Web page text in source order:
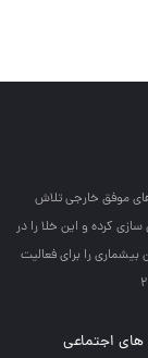
هاي موفق خارجي تلاش
كرده و اين خلا را در
را براي فعاليت
اجتماعی